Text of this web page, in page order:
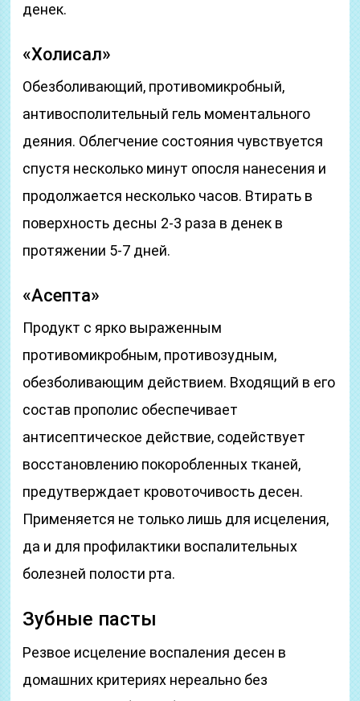
денек.
«Холисал»
Обезболивающий, противомикробный,
антивосполительный гель моментального
деяния. Облегчение состояния чувствуется
спустя несколько минут опосля нанесения и
продолжается несколько часов. Втирать в
поверхность десны 2-3 раза в денек в
протяжении 5-7 дней.
«Асепта»
Продукт с ярко выраженным
противомикробным, противозудным,
обезболивающим действием. Входящий в его
состав прополис обеспечивает
антисептическое действие, содействует
восстановлению покоробленных тканей,
предутверждает кровоточивость десен.
Применяется не только лишь для исцеления,
да и для профилактики воспалительных
болезней полости рта.
Зубные пасты
Резвое исцеление воспаления десен в
домашних критериях нереально без